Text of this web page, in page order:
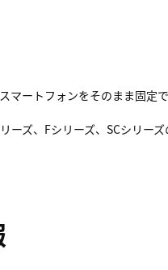
ートフォンをそのまま固定で
ズ、Fシリーズ、SCシリーズ